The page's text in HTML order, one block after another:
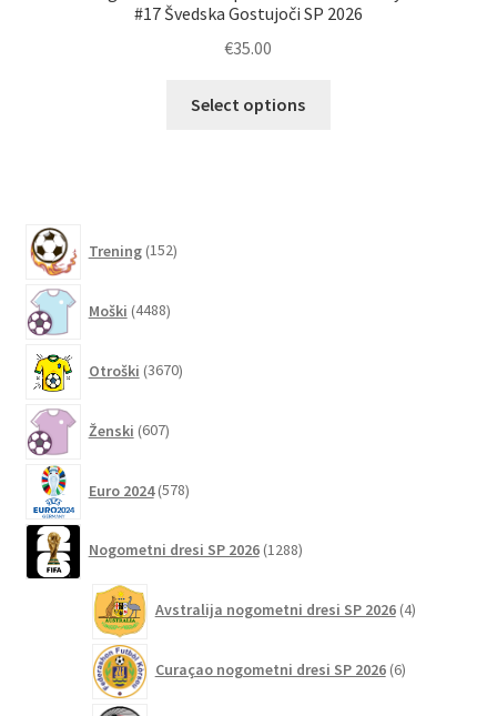
#17 Švedska Gostujoči SP 2026
€35.00
Select options
Trening 152izdelkov
Moški 4488izdelkov
Otroški 3670izdelkov
Ženski 607izdelkov
Euro 2024 578izdelkov
Nogometni dresi SP 2026 1288izdelkov
Avstralija nogometni dresi SP 2026 4izdelki
Curaçao nogometni dresi SP 2026 6izdelkov